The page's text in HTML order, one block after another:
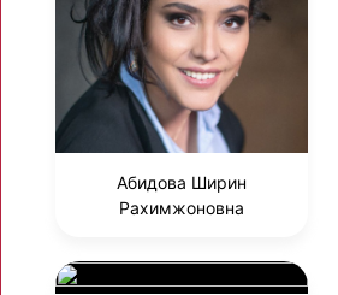
Абидова Ширин
Рахимжоновна